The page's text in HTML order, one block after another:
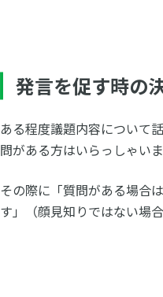
発言を促す時の
ある程度議題内容について
問がある方はいらっしゃい
その際に「質問がある場合
す」（顔見知りではない場